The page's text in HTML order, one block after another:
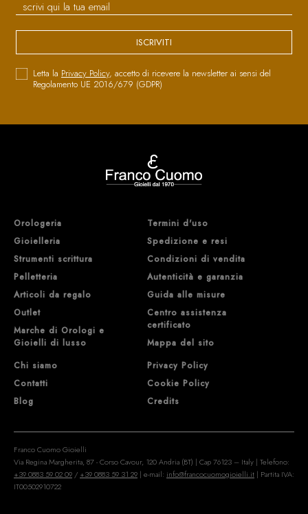
ISCRIVITI
Letta la Privacy Policy, accetto di ricevere la newsletter ai sensi del
Regolamento UE 2016/679 (GDPR)
Orologeria
Gioielleria
Strumenti scrittura
Pelletteria
Articoli da regalo
Outlet
Marche di Orologi e
Gioielli di lusso
Chi siamo
Contatti
Blog
Termini d'uso
Spedizione e resi
Condizioni di vendita
Autenticità e garanzia
Guida alle misure
Centro assistenza
certificato
Mappa del sito
Privacy Policy
Cookie Policy
Credits
Franco Cuomo Gioielli
Via Regina Margherita, 87 - Corso Cavour, 120 Andria (BT) | Cap 76123 – Italy | Telefono:
+39 0883 59 02 09 / +39 0883 59 31 29 | e-mail: info@francocuomogioielli.it | Partita IVA:
IT00502910722